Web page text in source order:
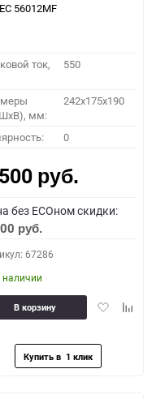
4 - прямая
56012MF
ток,
550
мм:
242x175x190
0
руб.
без ECOном скидки:
руб.
67286
наличии
Добавить
В корзину